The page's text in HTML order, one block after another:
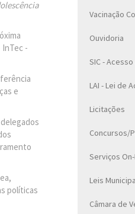
-
e
políticas
Vacinação
Ouvidoria
SIC -
LAI - Lei de
Licitações
Concursos/
Serviços
Leis
Câmara de